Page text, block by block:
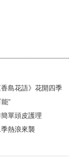
島花語》花開四季
”
單頭皮護理
熱浪來襲